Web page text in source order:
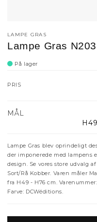
LAMPE GRAS
Lampe Gras
På lager
PRIS
MÅL
Lampe Gras blev oprindeligt
der imponerede med lampens
design. Se vores store udvalg
Sort/Rå Kobber. Varen måler
fra H49 - H76 cm.
Farve: DCWéditions.